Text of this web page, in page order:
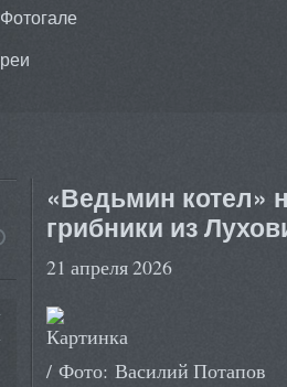
Фотогале
реи
«Ведьмин котел»
грибники из
21 апреля 2026
/ Фото: Василий Потапов